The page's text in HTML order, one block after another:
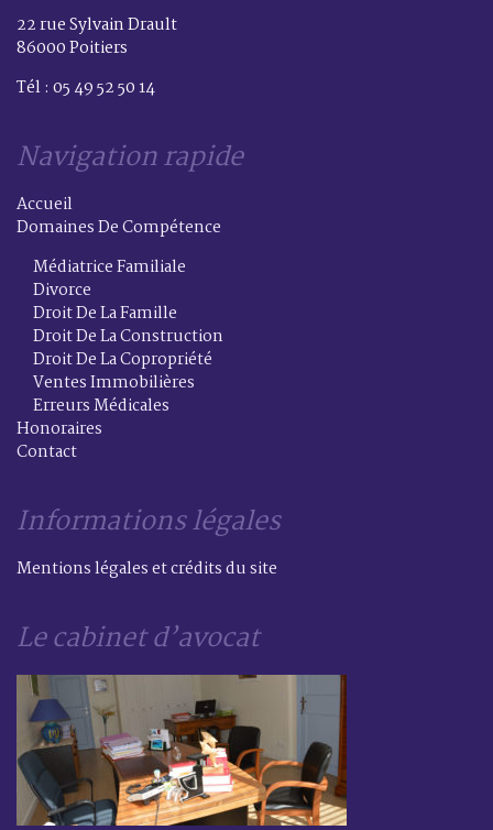
22 rue Sylvain Drault
86000 Poitiers
Tél : 05 49 52 50 14
Navigation rapide
Accueil
Domaines De Compétence
Médiatrice Familiale
Divorce
Droit De La Famille
Droit De La Construction
Droit De La Copropriété
Ventes Immobilières
Erreurs Médicales
Honoraires
Contact
Informations légales
Mentions légales et crédits du site
Le cabinet d’avocat